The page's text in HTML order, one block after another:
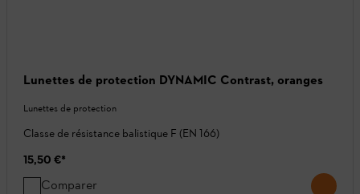
Lunettes de protection DYNAMIC Contrast, oranges
Lunettes de protection
Classe de résistance balistique F (EN 166)
15,50 €*
Comparer